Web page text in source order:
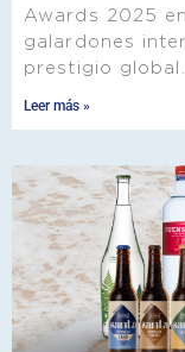
Awards 2025
galardones
prestigio global.
Leer más »